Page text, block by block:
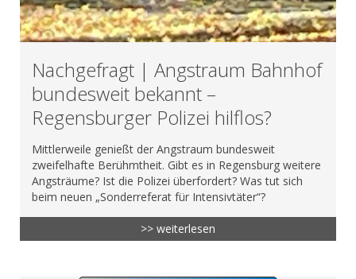
Nachgefragt | Angstraum Bahnhof
bundesweit bekannt –
Regensburger Polizei hilflos?
Mittlerweile genießt der Angstraum bundesweit
zweifelhafte Berühmtheit. Gibt es in Regensburg weitere
Angsträume? Ist die Polizei überfordert? Was tut sich
beim neuen „Sonderreferat für Intensivtäter“?
>> weiterlesen